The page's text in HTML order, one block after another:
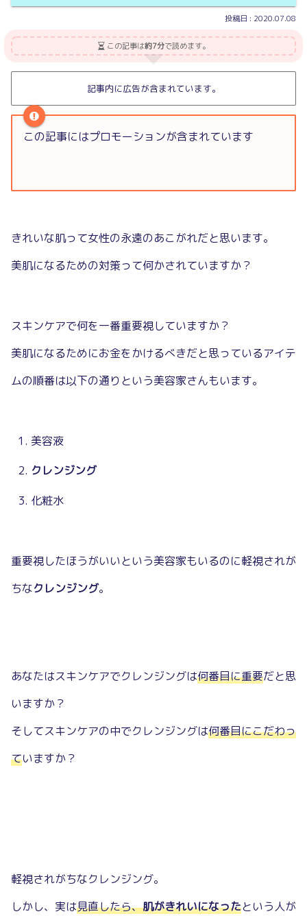
2020.07.08
この記事は約7分で読めます。
記事内に広告が含まれています。
この記事にはプロモーションが含まれています
きれいな肌って女性の永遠のあこがれだと思います。
美肌になるための対策って何かされていますか？
スキンケアで何を一番重要視していますか？
美肌になるためにお金をかけるべきだと思っているアイテ
ムの順番は以下の通りという美容家さんもいます。
美容液
クレンジング
化粧水
重要視したほうがいいという美容家もいるのに軽視されが
ちなクレンジング。
あなたはスキンケアでクレンジングは何番目に重要だと思
いますか？
そしてスキンケアの中でクレンジングは何番目にこだわっ
ていますか？
軽視されがちなクレンジング。
しかし、実は見直したら、肌がきれいになったという人が